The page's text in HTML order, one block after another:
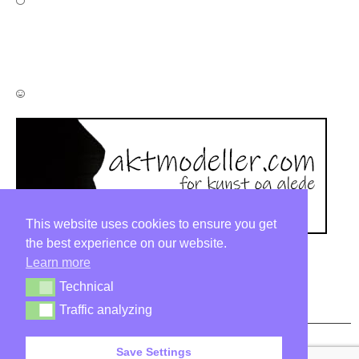
post@aktmodeller.no
Aktmodeller.com © All Rights are Reserved
This website uses cookies to ensure you get
the best experience on our website.
Learn more
TechnicalTechnical
Traffic analyzing
Traffic analyzing
Save Settings